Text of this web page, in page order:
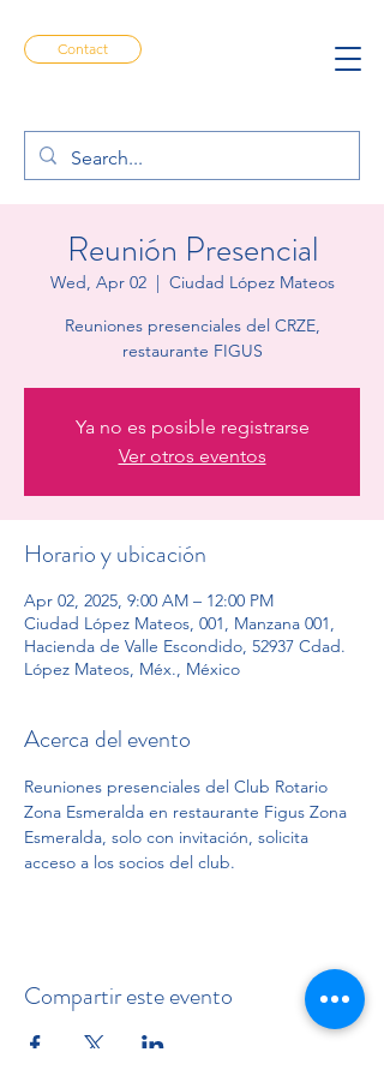
Contact
Reunión Presencial
Wed, Apr 02
  |
Ciudad López Mateos
Reuniones presenciales del CRZE,
restaurante FIGUS
Ya no es posible registrarse
Ver otros eventos
Horario y ubicación
Apr 02, 2025, 9:00 AM – 12:00 PM
Ciudad López Mateos, 001, Manzana 001,
Hacienda de Valle Escondido, 52937 Cdad.
López Mateos, Méx., México
Acerca del evento
Reuniones presenciales del Club Rotario
Zona Esmeralda en restaurante Figus Zona
Esmeralda, solo con invitación, solicita
acceso a los socios del club.
Compartir este evento